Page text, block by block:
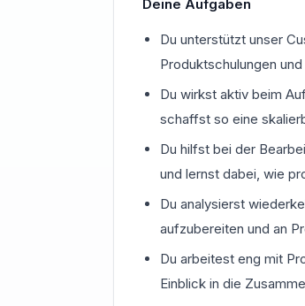
Deine Aufgaben
Du unterstützt unser
Produktschulungen
Du wirkst aktiv beim
schaffst so eine
Du hilfst bei der
und lernst dabei, wie
Du analysierst
aufzubereiten und an
Du arbeitest eng mit
Einblick in die